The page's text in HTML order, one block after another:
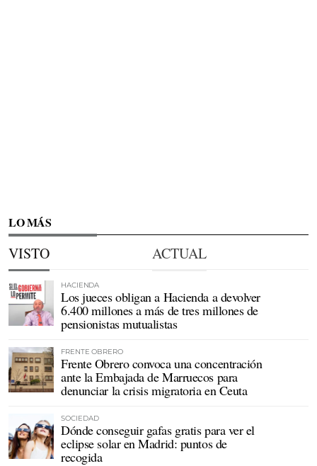
LO MÁS
VISTO ACTUAL
HACIENDA
Los jueces obligan a Hacienda a devolver
6.400 millones a más de tres millones de
pensionistas mutualistas
FRENTE OBRERO
Frente Obrero convoca una concentración
ante la Embajada de Marruecos para
denunciar la crisis migratoria en Ceuta
SOCIEDAD
Dónde conseguir gafas gratis para ver el
eclipse solar en Madrid: puntos de
recogida